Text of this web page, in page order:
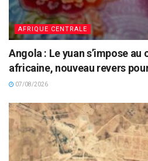
AFRIQUE CENTRALE
Angola : Le yuan s’impose
africaine, nouveau revers
07/08/2026